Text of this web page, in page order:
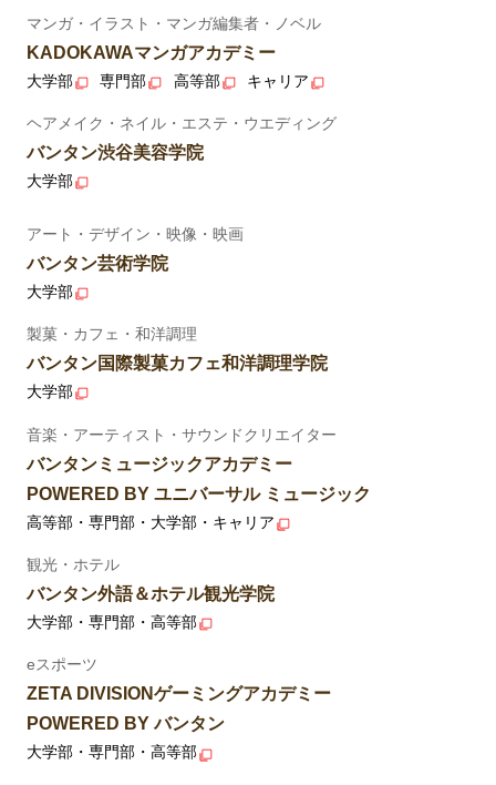
マンガ・イラスト・マンガ編集者・ノベル
KADOKAWAマンガアカデミー
大学部 専門部 高等部 キャリア
ヘアメイク・ネイル・エステ・ウエディング
バンタン渋谷美容学院
大学部
アート・デザイン・映像・映画
バンタン芸術学院
大学部
製菓・カフェ・和洋調理
バンタン国際製菓カフェ和洋調理学院
大学部
音楽・アーティスト・サウンドクリエイター
バンタンミュージックアカデミー
POWERED BY ユニバーサル ミュージック
高等部・専門部・大学部・キャリア
観光・ホテル
バンタン外語＆ホテル観光学院
大学部・専門部・高等部
eスポーツ
ZETA DIVISIONゲーミングアカデミー
POWERED BY バンタン
大学部・専門部・高等部